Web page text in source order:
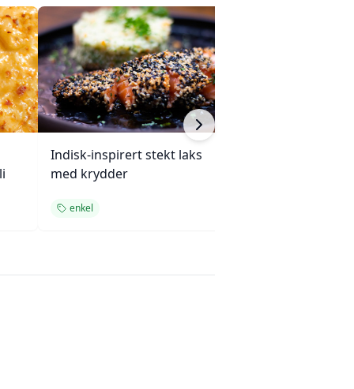
Indisk-inspirert stekt laks
med krydder
enkel